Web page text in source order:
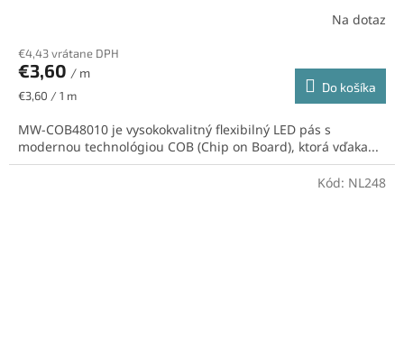
Na dotaz
€4,43 vrátane DPH
€3,60 / m
Jednotková
€3,60 / 1 m
Do košíka
MW-COB48010 je vysokokvalitný flexibilný LED pás s
modernou technológiou COB (Chip on Board), ktorá vďaka...
Kód: NL248